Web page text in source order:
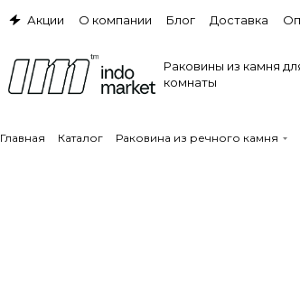
Акции О компании Блог Доставка
Раковины из камня
комнаты
Главная Каталог Раковина из речного камня